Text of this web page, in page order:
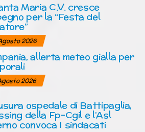
Maria C.V. cresce
per la “Festa del
2026
allerta meteo gialla per
2026
ospedale di Battipaglia,
della Fp-Cgil e l’Asl
convoca I sindacati